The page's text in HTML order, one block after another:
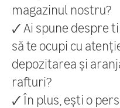
magazinul nostru?
🗸 Ai spune despre
să te ocupi cu
depozitarea și
rafturi?
🗸 În plus, ești o